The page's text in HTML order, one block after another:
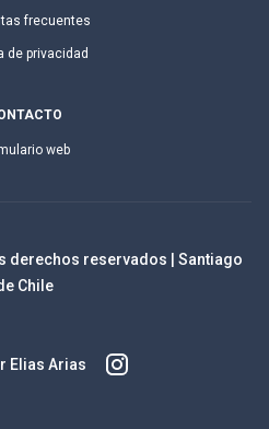
frecuentes
de privacidad
web
derechos reservados | Santiago
Chile
Elias Arias